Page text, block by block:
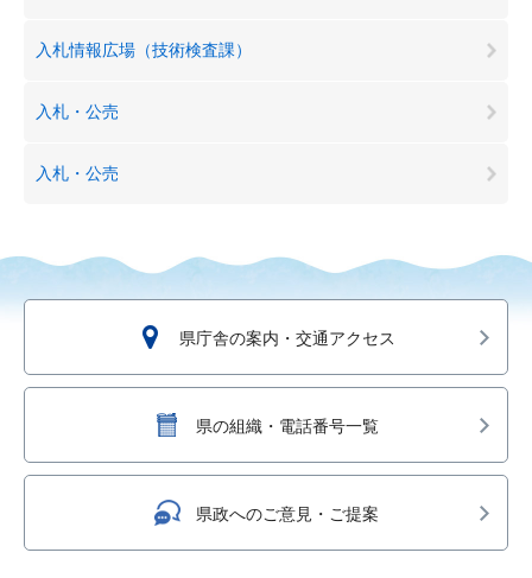
入札情報広場（技術検査課）
入札・公売
入札・公売
県庁舎の案内・交通アクセス
県の組織・電話番号一覧
県政へのご意見・ご提案